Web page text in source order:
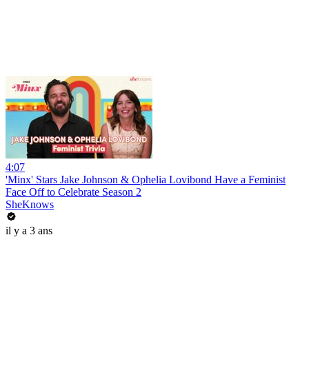
4:07
'Minx' Stars Jake Johnson & Ophelia Lovibond Have a Feminist
Face Off to Celebrate Season 2
SheKnows
il y a 3 ans